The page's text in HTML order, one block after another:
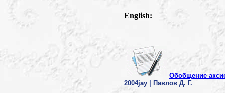
English:
Обобщение
2004jay | Павлов Д. Г.